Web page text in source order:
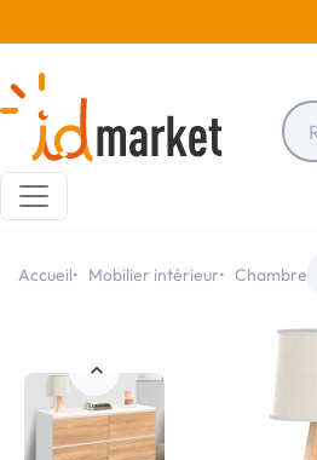
Accueil Mobilier intérieur Chambre